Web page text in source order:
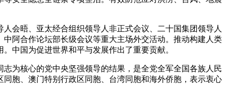
会晤、亚太经合组织领导人非正式会议、二十国集团领导人
阿合作论坛部长级会议等重大主场外交活动。推动构建人类
中国为促进世界和平与发展作出了重要贡献。
为核心的党中央坚强领导的结果，是全党全军全国各族人民
胞、澳门特别行政区同胞、台湾同胞和海外侨胞，表示衷心